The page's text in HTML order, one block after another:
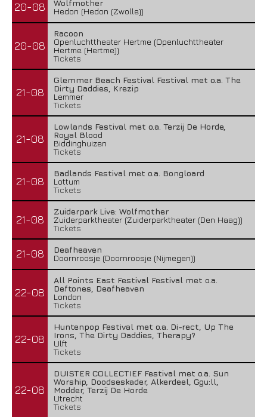
20-08
Wolfmother
Hedon (Hedon (Zwolle))
20-08
Racoon
Openluchttheater Hertme (Openluchttheater
Hertme (Hertme))
Tickets
21-08
Glemmer Beach Festival Festival met o.a. The
Dirty Daddies, Krezip
Lemmer
Tickets
21-08
Lowlands Festival met o.a. Terzij De Horde,
Royal Blood
Biddinghuizen
Tickets
21-08
Badlands Festival met o.a. Bongloard
Lottum
Tickets
21-08
Zuiderpark Live: Wolfmother
Zuiderparktheater (Zuiderparktheater (Den Haag))
Tickets
21-08
Deafheaven
Doornroosje (Doornroosje (Nijmegen))
22-08
All Points East Festival Festival met o.a.
Deftones, Deafheaven
London
Tickets
22-08
Huntenpop Festival met o.a. Di-rect, Up The
Irons, The Dirty Daddies, Therapy?
Ulft
Tickets
22-08
DUISTER COLLECTIEF Festival met o.a. Sun
Worship, Doodseskader, Alkerdeel, Ggu:ll,
Modder, Terzij De Horde
Utrecht
Tickets